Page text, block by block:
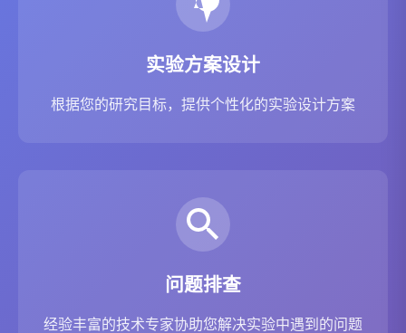
实验方案设计
根据您的研究目标，提供个性化的实验设计方案
问题排查
经验丰富的技术专家协助您解决实验中遇到的问题